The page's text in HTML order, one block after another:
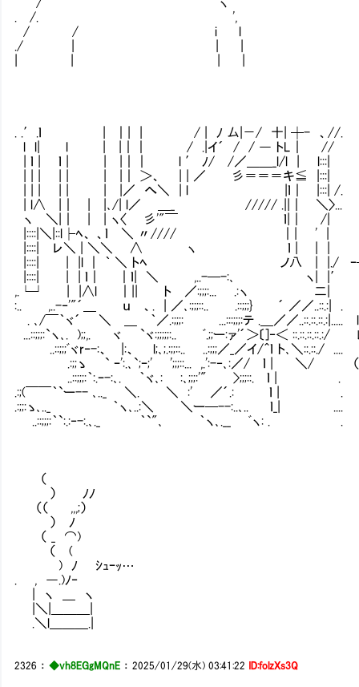
. /. ',
/ / i l
./ | | |
. .′.ｌ | ｜| | / | ﾉ 厶|－/ 十| ┼- 、//. 「ん
l l| l | |｜｜ / .|イ´ / / ― トL｜ //
| ｌ | ｌ | | |｜｜ l ′ ﾉ/ /／＿＿_l/l | l:::|
| | | | | | |｜ ＞、 | | ／ 彡＝＝＝キ
| | | | | | |／ へ＼ | l |ｌ｜
| l∧ |｜ | |､/| l／ ＿_ ///// .||｜ ＼〉...
ヽ ＼|｜ | | ヽ〈 彡'"￣ ｌ|｜ /
|::::|＼|::l├ﾍ、 、ｌ ＼ 〃//// ｜| ' |
|::::| レ＼ | ＼＼ ∧ ヽ ｌ | | | {
|::::| | |l ｜ ｀ ＼ トﾍ ノ八 | |./ ｰ
|::::| | | ｌ｜ ｜ｌ| ＼ ,..-─-:､ ヽ| |′
,.└┘ | |∧l ｜|| ト ／:;;;:... .:ヽ 二|
:.. ,..-‐'"´＿ ｕ 、. | ／､:;;;::.. .::;;;} ´ ／／
. ､/￣｀ヾ´ ＼ ＿ ｀／.:;;;: ...:::;;;:テ .＿／／
...::;;;:`ヽ､. );;,. ヾ `ヾ:;;;;;:.. ﾞ.;;ー:ァ'´＞〔]‐＜ ::.::.::.::.:/
..::;;;ﾞヾr‐-:、 |:、 l;､;.:;;::.. ..:;;;／_／イ/＾ｌ ト､＼::.::./
.:;;ゝ ` ｰ':.､`;ｰ;' ';;;::... ,.':-‐､:／/ ｌ | ＼/ （
..::;;;:｀:.ｰ-:､. ｀ヾ､: :､;;;:'" >;;;::. ｌ | .
.:;(￣￣｀`ー-- ､.._ ＼. ＼ :' ／´.: ｌ | .
.:;;:ゝ､.._ ｀ヽ､..:＼ ＼ー─--:..､.. ｌ_| ....
..::;;;:｀`:.:‐-:.､._ ｀`"､ ｀ヽ､.__ ﾞヽ: . .
（
） ﾉﾉ
（（ ,,,;）
） ﾉ
（ _ ⌒)
（ (
) ﾉ ｼｭｰｯ…
. , ―.)ﾉ‐
| ヽ ＿ ヽ
|＼|＿＿＿|
.＼l＿＿＿.|
2326 ：◆vh8EGgMQnE ：2025/01/29(水) 03:41:22 ID:folzXs3Q